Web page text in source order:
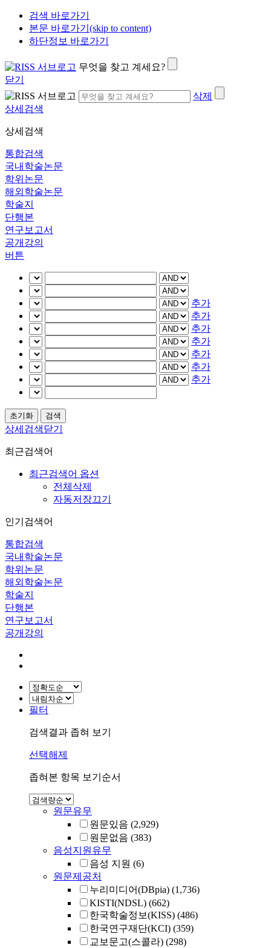
검색 바로가기
본문 바로가기(skip to content)
하단정보 바로가기
무엇을 찾고 계세요?
닫기
삭제
상세검색
상세검색
통합검색
국내학술논문
학위논문
해외학술논문
학술지
단행본
연구보고서
공개강의
버튼
추가
추가
추가
추가
추가
추가
추가
상세검색닫기
최근검색어
최근검색어 옵션
전체삭제
자동저장끄기
인기검색어
통합검색
국내학술논문
학위논문
해외학술논문
학술지
단행본
연구보고서
공개강의
필터
검색결과 좁혀 보기
선택해제
좁혀본 항목 보기순서
원문유무
원문있음 (2,929)
원문없음 (383)
음성지원유무
음성 지원 (6)
원문제공처
누리미디어(DBpia) (1,736)
KISTI(NDSL) (662)
한국학술정보(KISS) (486)
한국연구재단(KCI) (359)
교보문고(스콜라) (298)